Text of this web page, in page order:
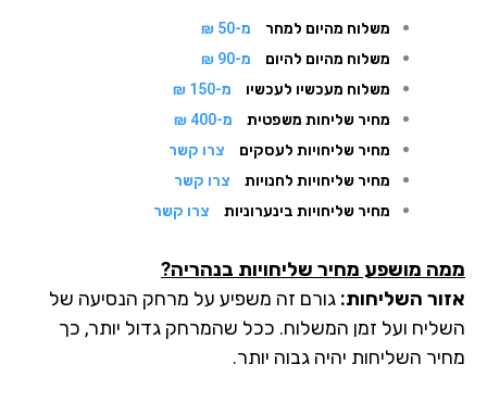
משלוח מהיום למחר
מ-50 ₪
משלוח מהיום להיום
מ-90 ₪
משלוח מעכשיו לעכשיו
מ-150 ₪
מחיר שליחות משפטית
מ-400 ₪
מחיר שליחויות לעסקים
צרו קשר
מחיר שליחויות לחנויות
צרו קשר
מחיר שליחויות בינערוניות
צרו קשר
מושפע מחיר שליחויות בנהריה?
השליחות:גורם זה משפיע על מרחק הנסיעה של
ועל זמן המשלוח. ככל שהמרחק גדול יותר, כך
השליחות יהיה גבוה יותר.